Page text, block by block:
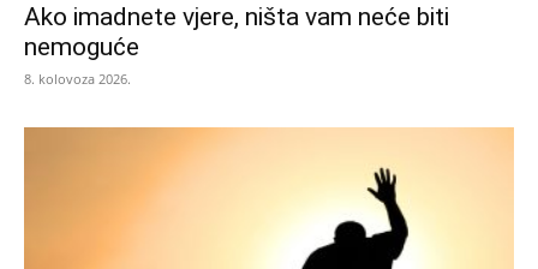
Ako imadnete vjere, ništa vam neće biti
nemoguće
8. kolovoza 2026.